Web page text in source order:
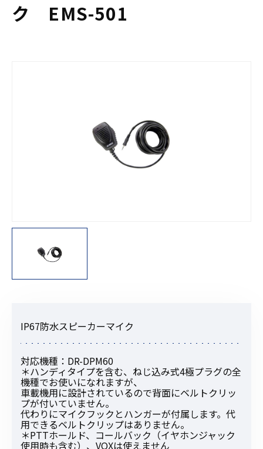
ク EMS-501
IP67防水スピーカーマイク
対応機種：DR-DPM60
＊ハンディタイプを含む、ねじ込み式4極プラグの全
機種でお使いになれますが、
車載機用に設計されているので背面にベルトクリッ
プが付いていません。
代わりにマイクフックとハンガーが付属します。代
用できるベルトクリップはありません。
＊PTTホールド、コールバック（イヤホンジャック
使用時も含む）、VOXは使えません